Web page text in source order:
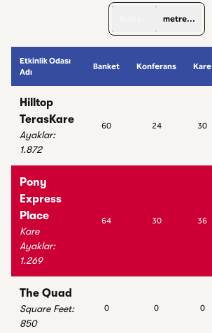
metrekare
Etkinlik Odası
Adı
Banket Konferans Kare
Hilltop
TerasKare
Ayaklar:
1.872
60 24 30
Pony
Express
Place
Kare
Ayaklar:
1.269
64 30 36
The Quad
Square Feet:
850
0 0 0